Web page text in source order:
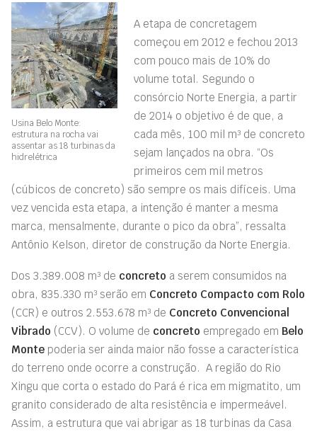
Usina Belo Monte:
estrutura na rocha vai
assentar as 18 turbinas da
hidrelétrica
A etapa de concretagem
começou em 2012 e fechou 2013
com pouco mais de 10% do
volume total. Segundo o
consórcio Norte Energia, a partir
de 2014 o objetivo é de que, a
cada mês, 100 mil m³ de concreto
sejam lançados na obra. “Os
primeiros cem mil metros
(cúbicos de concreto) são sempre os mais difíceis. Uma
vez vencida esta etapa, a intenção é manter a mesma
marca, mensalmente, durante o pico da obra”, ressalta
Antônio Kelson, diretor de construção da Norte Energia.
Dos 3.389.008 m³ de concreto a serem consumidos na
obra, 835.330 m³ serão em Concreto Compacto com Rolo
(CCR) e outros 2.553.678 m³ de Concreto Convencional
Vibrado (CCV). O volume de concreto empregado em Belo
Monte poderia ser ainda maior não fosse a característica
do terreno onde ocorre a construção. A região do Rio
Xingu que corta o estado do Pará é rica em migmatito, um
granito considerado de alta resistência e impermeável.
Assim, a estrutura que vai abrigar as 18 turbinas da Casa